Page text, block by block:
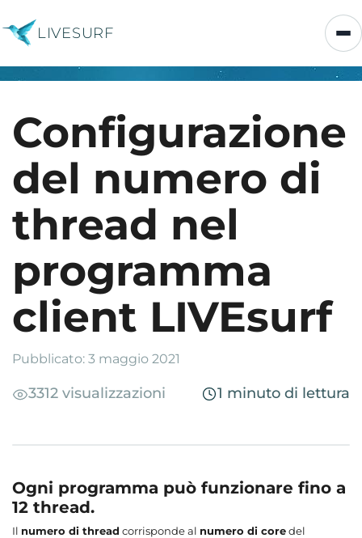
LIVESURF
Configurazione
del numero di
thread nel
programma
client LIVEsurf
Pubblicato: 3 maggio 2021
3312 visualizzazioni 1 minuto di lettura
Ogni programma può funzionare fino a
12 thread.
Il numero di thread corrisponde al numero di coredel